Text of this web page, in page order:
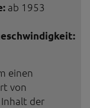
ab 1953
einen
von
der